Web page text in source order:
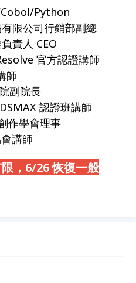
Python
限公司行銷部副總
責人 CEO
官方認證講師
師
副院長
認證班講師
作學會理事
講師
，6/26 恢復一般